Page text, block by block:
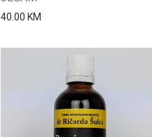
40.00 KM